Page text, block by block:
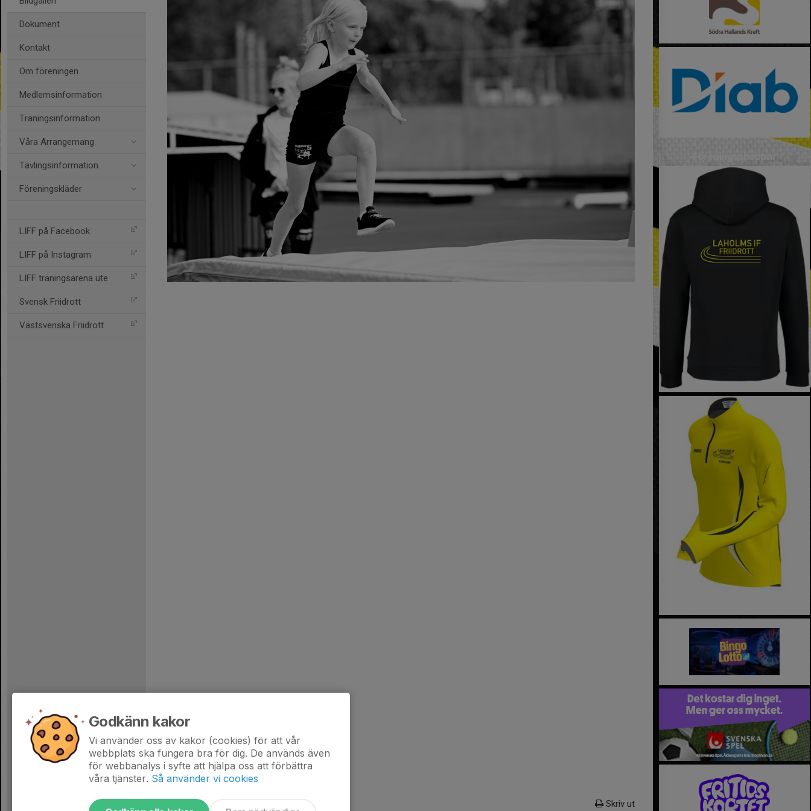
Dokument
Kontakt
Om föreningen
Medlemsinformation
Träningsinformation
Våra Arrangemang
Tävlingsinformation
Föreningskläder
LIFF på Facebook
LIFF på Instagram
LIFF träningsarena ute
Svensk Friidrott
Västsvenska Friidrott
Skriv ut
Godkänn kakor
Vi använder oss av kakor (cookies) för att vår
webbplats ska fungera bra för dig. De används även
för webbanalys i syfte att hjälpa oss att förbättra
våra tjänster. Så använder vi cookies